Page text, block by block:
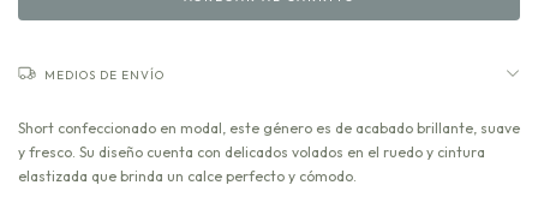
MEDIOS DE ENVÍO
Short confeccionado en modal, este género es de acabado brillante, suave
y fresco. Su diseño cuenta con delicados volados en el ruedo y cintura
elastizada que brinda un calce perfecto y cómodo.